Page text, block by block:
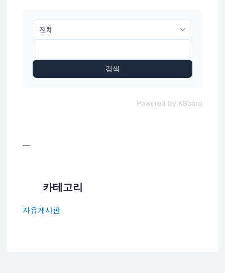
검색
Powered by KBoard
—
카테고리
자유게시판